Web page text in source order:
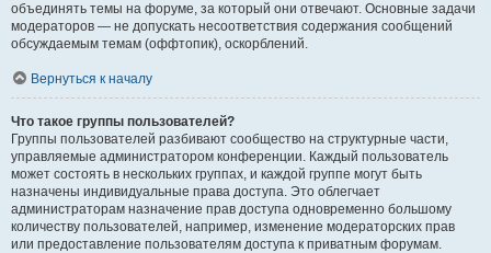
объединять темы на форуме, за который они отвечают. Основные задачи
модераторов — не допускать несоответствия содержания сообщений
обсуждаемым темам (оффтопик), оскорблений.
Вернуться к началу
Что такое группы пользователей?
Группы пользователей разбивают сообщество на структурные части,
управляемые администратором конференции. Каждый пользователь
может состоять в нескольких группах, и каждой группе могут быть
назначены индивидуальные права доступа. Это облегчает
администраторам назначение прав доступа одновременно большому
количеству пользователей, например, изменение модераторских прав
или предоставление пользователям доступа к приватным форумам.